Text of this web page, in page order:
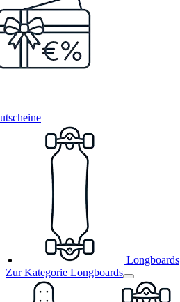
Longboards
Zur Kategorie Longboards